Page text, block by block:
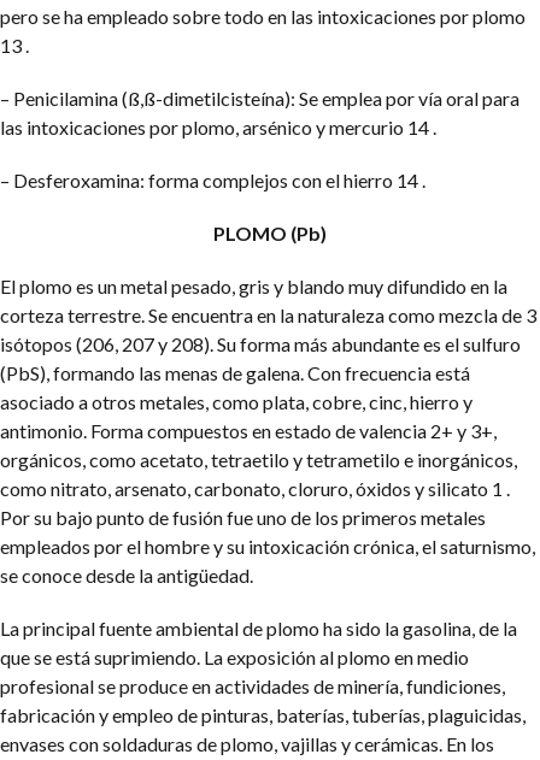
pero se ha empleado sobre todo en las intoxicaciones por plomo
13 .
– Penicilamina (ß,ß-dimetilcisteína): Se emplea por vía oral para
las intoxicaciones por plomo, arsénico y mercurio 14 .
– Desferoxamina: forma complejos con el hierro 14 .
PLOMO (Pb)
El plomo es un metal pesado, gris y blando muy difundido en la
corteza terrestre. Se encuentra en la naturaleza como mezcla de 3
isótopos (206, 207 y 208). Su forma más abundante es el sulfuro
(PbS), formando las menas de galena. Con frecuencia está
asociado a otros metales, como plata, cobre, cinc, hierro y
antimonio. Forma compuestos en estado de valencia 2+ y 3+,
orgánicos, como acetato, tetraetilo y tetrametilo e inorgánicos,
como nitrato, arsenato, carbonato, cloruro, óxidos y silicato 1 .
Por su bajo punto de fusión fue uno de los primeros metales
empleados por el hombre y su intoxicación crónica, el saturnismo,
se conoce desde la antigüedad.
La principal fuente ambiental de plomo ha sido la gasolina, de la
que se está suprimiendo. La exposición al plomo en medio
profesional se produce en actividades de minería, fundiciones,
fabricación y empleo de pinturas, baterías, tuberías, plaguicidas,
envases con soldaduras de plomo, vajillas y cerámicas. En los